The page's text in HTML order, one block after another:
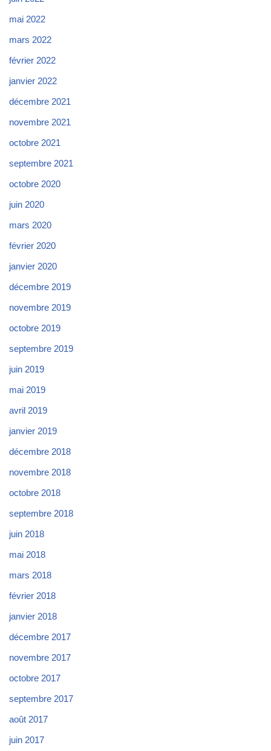
mai 2022
mars 2022
février 2022
janvier 2022
décembre 2021
novembre 2021
octobre 2021
septembre 2021
octobre 2020
juin 2020
mars 2020
février 2020
janvier 2020
décembre 2019
novembre 2019
octobre 2019
septembre 2019
juin 2019
mai 2019
avril 2019
janvier 2019
décembre 2018
novembre 2018
octobre 2018
septembre 2018
juin 2018
mai 2018
mars 2018
février 2018
janvier 2018
décembre 2017
novembre 2017
octobre 2017
septembre 2017
août 2017
juin 2017